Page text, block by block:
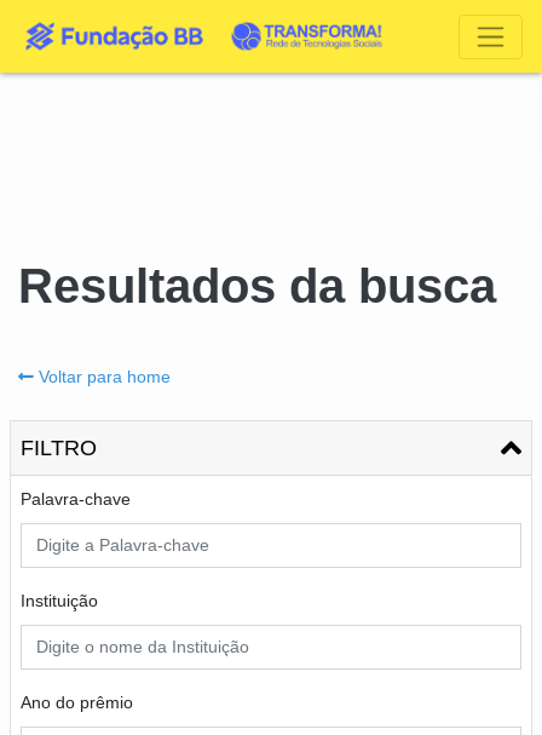
Resultados da busca
Voltar para home
FILTRO
Palavra-chave
Instituição
Ano do prêmio